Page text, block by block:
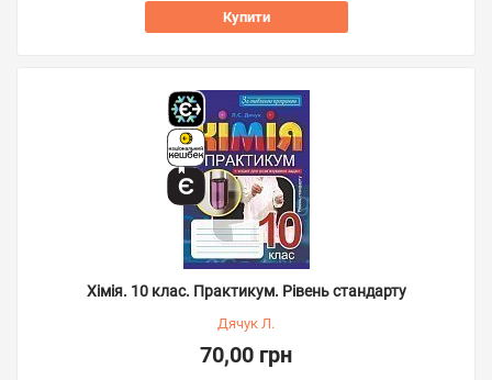
Купити
Хімія. 10 клас. Практикум. Рівень стандарту
Дячук Л.
70,00 грн